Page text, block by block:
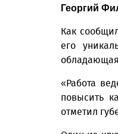
Георгий
Как
его
«Работа
повысить
отметил